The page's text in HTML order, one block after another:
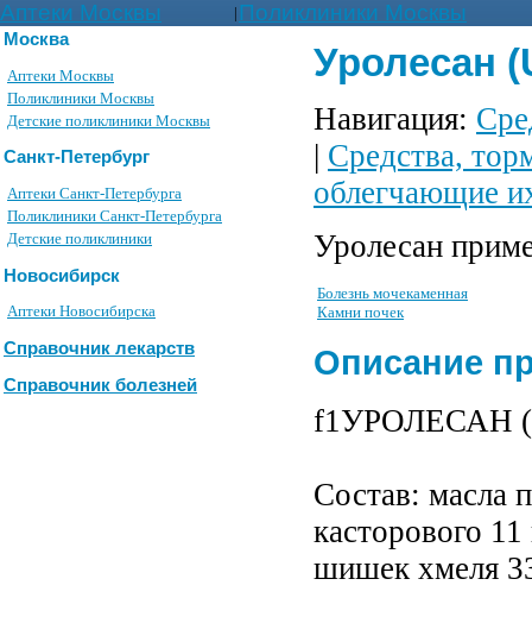
Аптеки Москвы | Поликлиники Москвы
Москва
Аптеки Москвы
Поликлиники Москвы
Детские поликлиники Москвы
Санкт-Петербург
Аптеки Санкт-Петербурга
Поликлиники Санкт-Петербурга
Детские поликлиники
Новосибирск
Аптеки Новосибирска
Справочник лекарств
Справочник болезней
Уролесан
Навигация:
| Средства,
облегчающие
Уролесан
Болезнь мочекаменная
Камни почек
Описание
f1УРОЛЕСАН
Состав: масла
касторового
шишек хмеля